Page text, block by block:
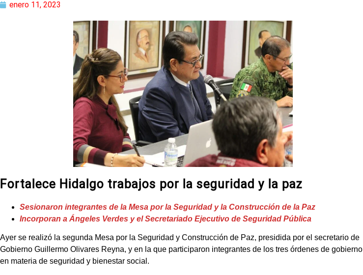
enero 11, 2023
Fortalece Hidalgo trabajos por la seguridad y la paz
Sesionaron integrantes de la Mesa por la Seguridad y la Construcción de la Paz
Incorporan a Ángeles Verdes y el Secretariado Ejecutivo de Seguridad Pública
Ayer se realizó la segunda Mesa por la Seguridad y Construcción de Paz, presidida por el secretario de
Gobierno Guillermo Olivares Reyna, y en la que participaron integrantes de los tres órdenes de gobierno
en materia de seguridad y bienestar social.